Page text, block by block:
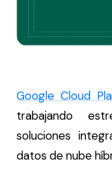
Google Cloud
trabajando
soluciones
datos de nube